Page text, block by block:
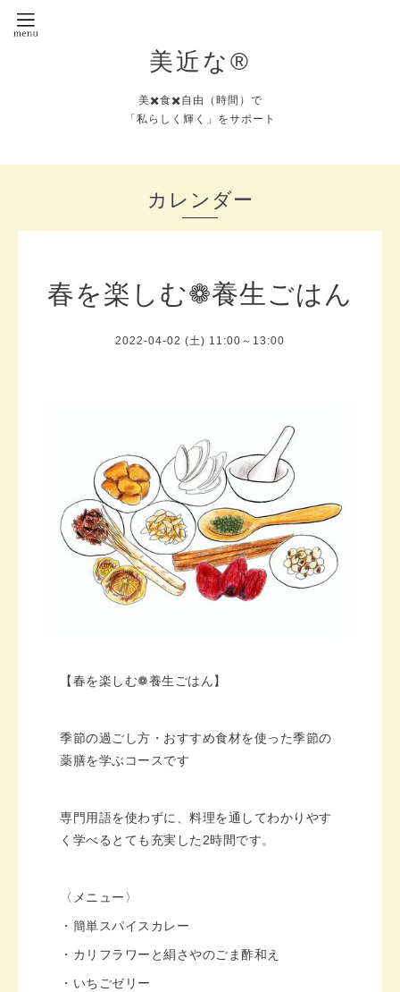
美近な®︎
美✖️食✖️自由（時間）で
「私らしく輝く」をサポート
カレンダー
春を楽しむ❁︎養生ごはん
2022-04-02 (土) 11:00～13:00
【春を楽しむ❁︎養生ごはん】
季節の過ごし方・おすすめ食材を使った季節の
薬膳を学ぶコースです
専門用語を使わずに、料理を通してわかりやす
く学べるとても充実した2時間です。
〈メニュー〉
・簡単スパイスカレー
・カリフラワーと絹さやのごま酢和え
・いちごゼリー